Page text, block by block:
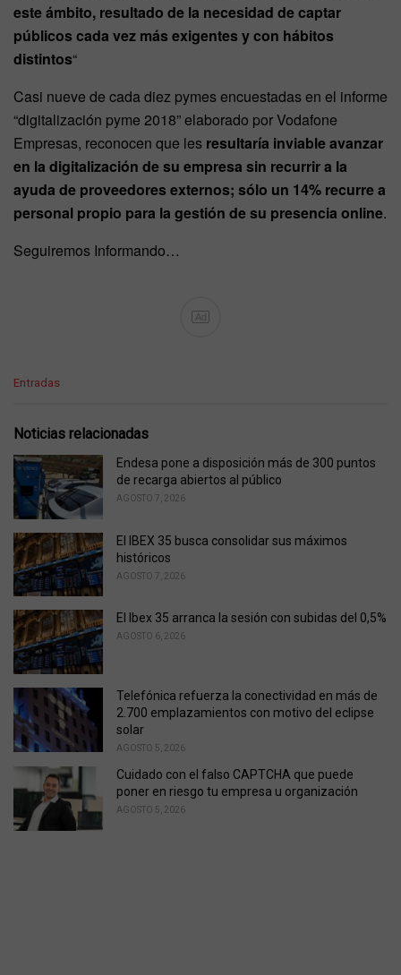
este ámbito, resultado de la necesidad de captar
públicos cada vez más exigentes y con hábitos
distintos“
Casi nueve de cada diez pymes encuestadas en el informe
“digitalización pyme 2018” elaborado por Vodafone
Empresas, reconocen que les resultaría inviable avanzar
en la digitalización de su empresa sin recurrir a la
ayuda de proveedores externos; sólo un 14% recurre a
personal propio para la gestión de su presencia online.
Seguiremos Informando…
Ad
C
e
o
r
i
:
Entradas
Noticias relacionadas
Endesa pone a disposición más de 300 puntos
de recarga abiertos al público
AGOSTO 7, 2026
El IBEX 35 busca consolidar sus máximos
históricos
AGOSTO 7, 2026
El Ibex 35 arranca la sesión con subidas del 0,5%
AGOSTO 6, 2026
Telefónica refuerza la conectividad en más de
2.700 emplazamientos con motivo del eclipse
solar
AGOSTO 5, 2026
Cuidado con el falso CAPTCHA que puede
poner en riesgo tu empresa u organización
AGOSTO 5, 2026